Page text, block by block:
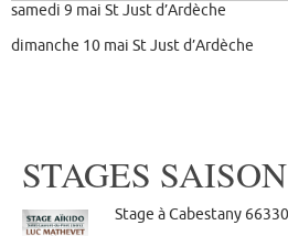
samedi 9 mai St Just d’Ardèche
dimanche 10 mai St Just d’Ardèche
STAGES
Stage à Cabestany